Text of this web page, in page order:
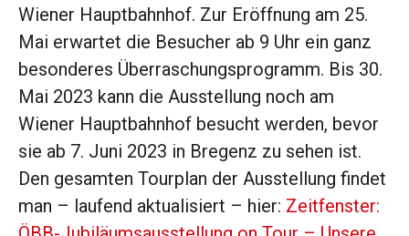
Wiener Hauptbahnhof. Zur Eröffnung am 25.
Mai erwartet die Besucher ab 9 Uhr ein ganz
besonderes Überraschungsprogramm. Bis 30.
Mai 2023 kann die Ausstellung noch am
Wiener Hauptbahnhof besucht werden, bevor
sie ab 7. Juni 2023 in Bregenz zu sehen ist.
Den gesamten Tourplan der Ausstellung findet
man – laufend aktualisiert – hier: Zeitfenster: